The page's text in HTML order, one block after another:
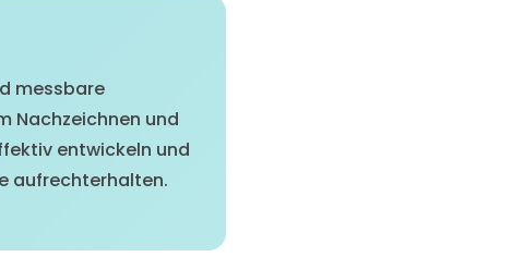
messbare
Nachzeichnen und
entwickeln und
aufrechterhalten.